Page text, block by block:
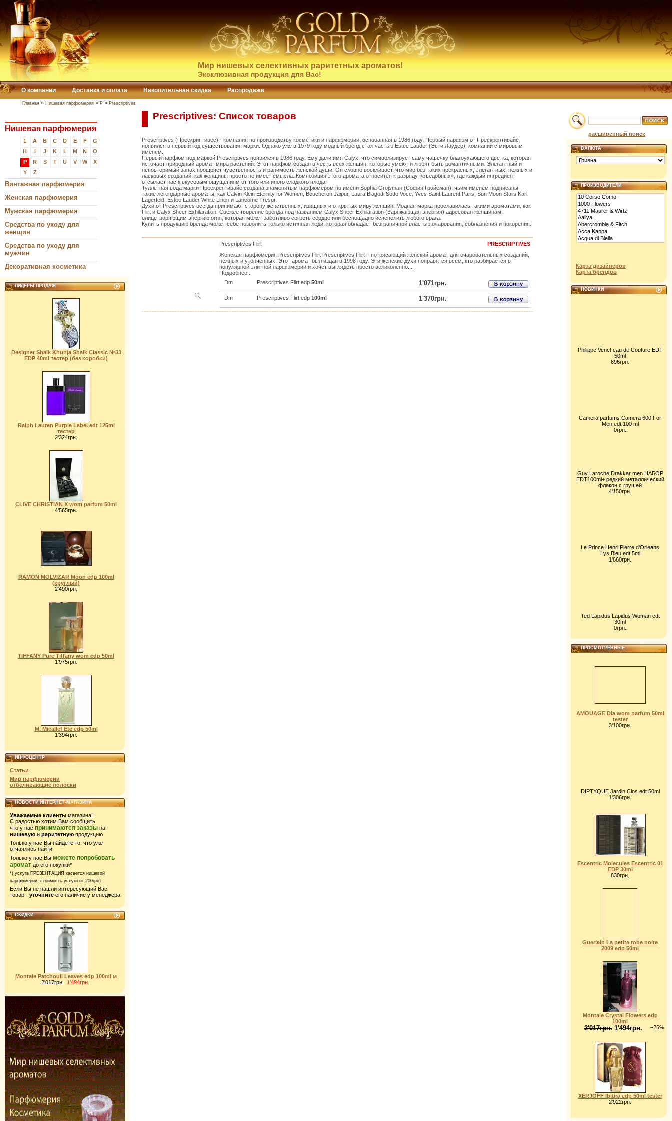
Мир нишевых селективных раритетных ароматов!
Эксклюзивная продукция для Вас!
О компании Доставка и оплата Накопительная скидка Распродажа
Главная » Нишевая парфюмерия » P » Prescriptives
Нишевая парфюмерия
1 A B C D E F
G
H
I J K L M N
O
P
R S T U V W
X
Y
Z
Винтажная парфюмерия
Женская парфюмерия
Мужская парфюмерия
Средства по уходу для
женщин
Средства по уходу для
мужчин
Декоративная косметика
ЛИДЕРЫ ПРОДАЖ
Designer Shaik Khunja Shaik Classic №33
EDP 40ml тестер (без коробки)
Ralph Lauren Purple Label edt 125ml
тестер
2'324грн.
CLIVE CHRISTIAN X wom parfum 50ml
4'565грн.
RAMON MOLVIZAR Moon edp 100ml
(круглый)
2'490грн.
TIFFANY Pure Tiffany wom edp 50ml
1'975грн.
M. Micallef Ete edp 50ml
1'394грн.
ИНФОЦЕНТР
Статьи
Мир парфюмерии
отбеливающие полоски
НОВОСТИ ИНТЕРНЕТ-МАГАЗИНА
Уважаемые клиенты магазина!
С радостью хотим Вам сообщить
что у нас принимаются заказы на
нишевую и раритетную продукцию
Только у нас Вы найдете то, что уже
отчаялись найти
Только у нас Вы можете попробовать
аромат до его покупки*
*( услуга ПРЕЗЕНТАЦИЯ касается нишевой
парфюмерии, стоимость услуги от 200грн)
Если Вы не нашли интересующий Вас
товар - уточните его наличие у менеджера
СКИДКИ
Montale Patchouli Leaves edp 100ml м
2'017грн. 1'494грн.
Prescriptives: Список товаров
Prescriptives (Прескриптивес) - компания по производству косметики и парфюмерии, основанная в 1986 году. Первый парфюм от Прескрептивайс
появился в первый год существования марки. Однако уже в 1979 году модный бренд стал частью Estee Lauder (Эсти Лаудер), компании с мировым
именем.
Первый парфюм под маркой Prescriptives появился в 1986 году. Ему дали имя Calyx, что символизирует саму чашечку благоухающего цветка, которая
источает природный аромат мира растений. Этот парфюм создан в честь всех женщин, которые умеют и любят быть романтичными. Элегантный и
неповторимый запах поощряет чувственность и ранимость женской души. Он словно восклицает, что мир без таких прекрасных, элегантных, нежных и
ласковых созданий, как женщины просто не имеет смысла. Композиция этого аромата относится к разряду «съедобных», где каждый ингредиент
отсылает нас к вкусовым ощущениям от того или иного сладкого плода.
Туалетная вода марки Прескрептивайс создана знаменитым парфюмером по имени Sophia Grojsman (София Гройсман), чьим именем подписаны
такие легендарные ароматы, как Calvin Klein Eternity for Women, Boucheron Jaipur, Laura Biagotti Sotto Voce, Yves Saint Laurent Paris, Sun Moon Stars Karl
Lagerfeld, Estee Lauder White Linen и Lancome Tresor.
Духи от Prescriptives всегда принимают сторону женственных, изящных и открытых миру женщин. Модная марка прославилась такими ароматами, как
Flirt и Calyx Sheer Exhilaration. Свежее творение бренда под названием Calyx Sheer Exhilaration (Заряжающая энергия) адресован женщинам,
олицетворяющим энергию огня, которая может заботливо согреть сердце или беспощадно испепелить любого врага.
Купить продукцию бренда может себе позволить только истинная леди, которая обладает безграничной властью очарования, соблазнения и покорения.
Prescriptives Flirt
PRESCRIPTIVES
Женская парфюмерия Prescriptives Flirt Prescriptives Flirt – потрясающий женский аромат для очаровательных созданий,
нежных и утонченных. Этот аромат был издан в 1998 году. Эти женские духи понравятся всем, кто разбирается в
популярной элитной парфюмерии и хочет выглядеть просто великолепно....
Подробнее...
Dm
Prescriptives Flirt edp 50ml 1'071грн.
Dm Prescriptives Flirt edp 100ml 1'370грн.
расширенный поиск
ВАЛЮТА
ПРОИЗВОДИТЕЛИ
Карта дизайнеров
Карта брендов
НОВИНКИ
Philippe Venet eau de Couture EDT
50ml
896грн.
Camera parfums Camera 600 For
Men edt 100 ml
0грн.
Guy Laroche Drakkar men НАБОР
EDT100ml+ редкий металлический
флакон с грушей
4'150грн.
Le Prince Henri Pierre d'Orleans
Lys Bleu edt 5ml
1'660грн.
Ted Lapidus Lapidus Woman edt
30ml
0грн.
ПРОСМОТРЕННЫЕ
AMOUAGE Dia wom parfum 50ml
tester
3'100грн.
DIPTYQUE Jardin Clos edt 50ml
1'306грн.
Escentric Molecules Escentric 01
EDP 30ml
830грн.
Guerlain La petite robe noire
2009 edp 50ml
Montale Crystal Flowers edp
100ml
–26%
2'017грн.1'494грн.
XERJOFF Ibitira edp 50ml tester
2'922грн.